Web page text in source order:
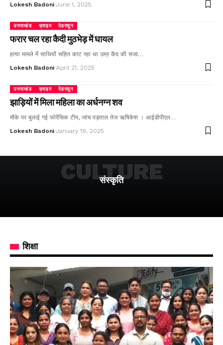
Lokesh Badoni June 1, 2025
उत्तराखंड क्राइम देहरादून
फरार चल रहा कैदी मुठभेड़ में घायल
हत्या मामले में साथियों सहित काट रहा था उम्र कैद की सजा…
Lokesh Badoni April 21, 2025
उत्तराखंड क्राइम देहरादून
झाड़ियों में मिला महिला का अर्धनग्न शव
मौके पर बुलाई गई फोरेंसिक टीम, जांच पड़ताल तेज ऋषिकेश । आईडीपीएल…
Lokesh Badoni January 19, 2025
संस्कृति
CULTURE
शिक्षा